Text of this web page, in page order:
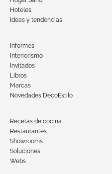
Hoteles
Ideas y tendencias
Informes
Interiorismo
Invitados
Libros
Marcas
Novedades DecoEstilo
Recetas de cocina
Restaurantes
Showrooms
Soluciones
Webs